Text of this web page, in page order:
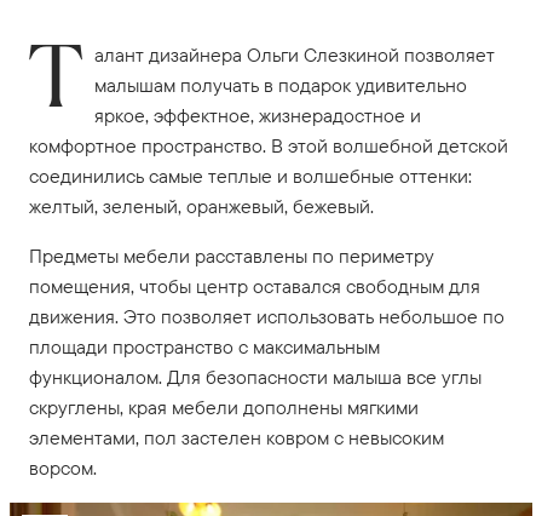
Т алант дизайнера Ольги Слезкиной позволяет
малышам получать в подарок удивительно
яркое, эффектное, жизнерадостное и
комфортное пространство. В этой волшебной детской
соединились самые теплые и волшебные оттенки:
желтый, зеленый, оранжевый, бежевый.
Предметы мебели расставлены по периметру
помещения, чтобы центр оставался свободным для
движения. Это позволяет использовать небольшое по
площади пространство с максимальным
функционалом. Для безопасности малыша все углы
скруглены, края мебели дополнены мягкими
элементами, пол застелен ковром с невысоким
ворсом.